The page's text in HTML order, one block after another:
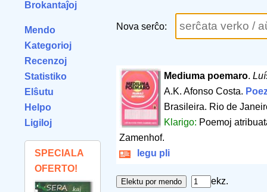
Brokantaĵoj
Mendo
Kategorioj
Recenzoj
Statistiko
Elŝutu
Helpo
Ligiloj
SPECIALA
OFERTO!
Nova serĉo:
Mediuma poemaro.
A.K. Afonso Costa.
Brasileira. Rio de
Klarigo: Poemoj
Zamenhof.
legu pli
ekz.